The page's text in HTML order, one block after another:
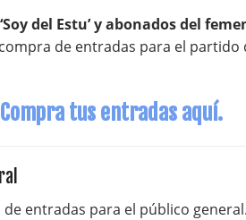
del Estu’ y abonados del
de entradas para el partido
Compra tus entradas aquí.
entradas para el público